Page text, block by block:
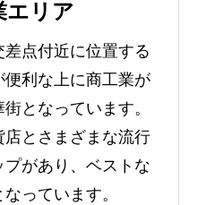
エリア
点付近に位置する
利な上に商工業が
となっています。
とさまざまな流行
があり、ベストな
っています。